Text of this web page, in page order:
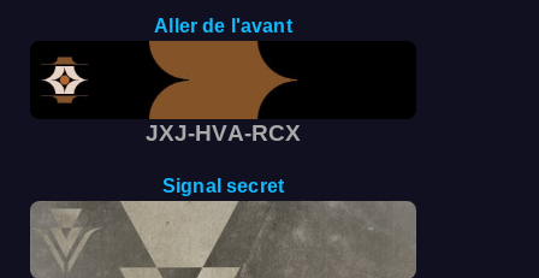
Aller de l'avant
JXJ-HVA-RCX
Signal secret